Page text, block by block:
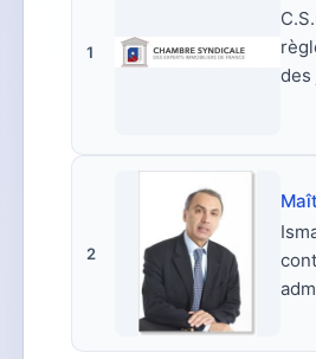
1
des
2